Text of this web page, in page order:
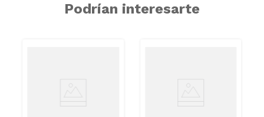
Podrían interesarte